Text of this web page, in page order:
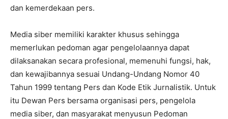
dan kemerdekaan pers.
Media siber memiliki karakter khusus sehingga
memerlukan pedoman agar pengelolaannya dapat
dilaksanakan secara profesional, memenuhi fungsi, hak,
dan kewajibannya sesuai Undang-Undang Nomor 40
Tahun 1999 tentang Pers dan Kode Etik Jurnalistik. Untuk
itu Dewan Pers bersama organisasi pers, pengelola
media siber, dan masyarakat menyusun Pedoman